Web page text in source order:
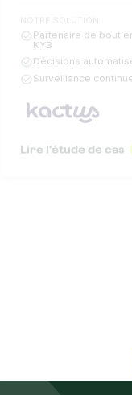
Partenaire de bout
KYB
Décisions
Surveillance
Lire l'étude de cas